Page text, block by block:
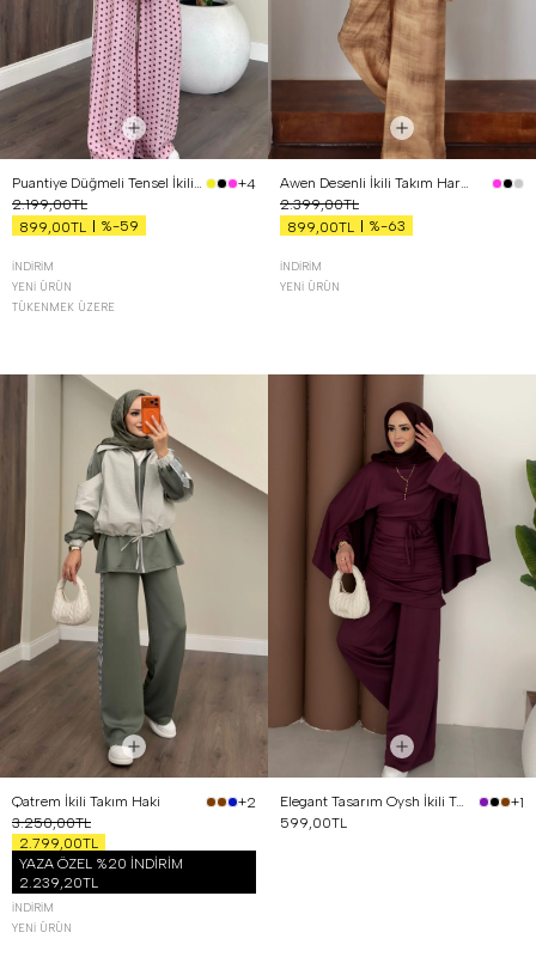
Puantiye Düğmeli Tensel İkili Takım Pembe
+4
2.199,00TL
899,00TL
%-59
İNDIRIM
YENI ÜRÜN
TÜKENMEK ÜZERE
Awen Desenli İkili Takım Hardal
2.399,00TL
899,00TL
%-63
İNDIRIM
YENI ÜRÜN
Qatrem İkili Takım Haki
+2
3.250,00TL
2.799,00TL
YAZA ÖZEL %20 İNDİRİM
2.239,20TL
İNDIRIM
YENI ÜRÜN
Elegant Tasarım Oysh İkili Takım Mürdüm
+1
599,00TL